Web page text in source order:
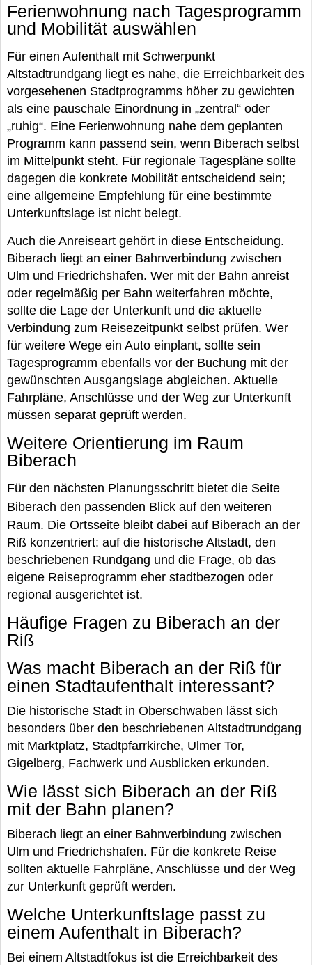
Ferienwohnung nach Tagesprogramm
und Mobilität auswählen
Für einen Aufenthalt mit Schwerpunkt
Altstadtrundgang liegt es nahe, die Erreichbarkeit des
vorgesehenen Stadtprogramms höher zu gewichten
als eine pauschale Einordnung in „zentral“ oder
„ruhig“. Eine Ferienwohnung nahe dem geplanten
Programm kann passend sein, wenn Biberach selbst
im Mittelpunkt steht. Für regionale Tagespläne sollte
dagegen die konkrete Mobilität entscheidend sein;
eine allgemeine Empfehlung für eine bestimmte
Unterkunftslage ist nicht belegt.
Auch die Anreiseart gehört in diese Entscheidung.
Biberach liegt an einer Bahnverbindung zwischen
Ulm und Friedrichshafen. Wer mit der Bahn anreist
oder regelmäßig per Bahn weiterfahren möchte,
sollte die Lage der Unterkunft und die aktuelle
Verbindung zum Reisezeitpunkt selbst prüfen. Wer
für weitere Wege ein Auto einplant, sollte sein
Tagesprogramm ebenfalls vor der Buchung mit der
gewünschten Ausgangslage abgleichen. Aktuelle
Fahrpläne, Anschlüsse und der Weg zur Unterkunft
müssen separat geprüft werden.
Weitere Orientierung im Raum
Biberach
Für den nächsten Planungsschritt bietet die Seite
Biberach den passenden Blick auf den weiteren
Raum. Die Ortsseite bleibt dabei auf Biberach an der
Riß konzentriert: auf die historische Altstadt, den
beschriebenen Rundgang und die Frage, ob das
eigene Reiseprogramm eher stadtbezogen oder
regional ausgerichtet ist.
Häufige Fragen zu Biberach an der
Riß
Was macht Biberach an der Riß für
einen Stadtaufenthalt interessant?
Die historische Stadt in Oberschwaben lässt sich
besonders über den beschriebenen Altstadtrundgang
mit Marktplatz, Stadtpfarrkirche, Ulmer Tor,
Gigelberg, Fachwerk und Ausblicken erkunden.
Wie lässt sich Biberach an der Riß
mit der Bahn planen?
Biberach liegt an einer Bahnverbindung zwischen
Ulm und Friedrichshafen. Für die konkrete Reise
sollten aktuelle Fahrpläne, Anschlüsse und der Weg
zur Unterkunft geprüft werden.
Welche Unterkunftslage passt zu
einem Aufenthalt in Biberach?
Bei einem Altstadtfokus ist die Erreichbarkeit des